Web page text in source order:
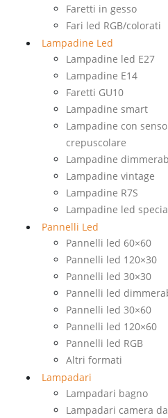
Faretti in gesso
Fari led RGB/colorati
Lampadine Led
Lampadine led E27
Lampadine E14
Faretti GU10
Lampadine smart
Lampadine con
crepuscolare
Lampadine
Lampadine vintage
Lampadine R7S
Lampadine led
Pannelli Led
Pannelli led 60×60
Pannelli led 120×30
Pannelli led 30×30
Pannelli led
Pannelli led 30×60
Pannelli led 120×60
Pannelli led RGB
Altri formati
Lampadari
Lampadari bagno
Lampadari camera